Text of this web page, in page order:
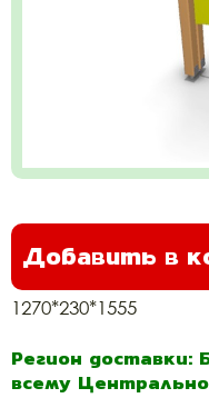
Добавить в
1270*230*1555
Регион доставки:
всему